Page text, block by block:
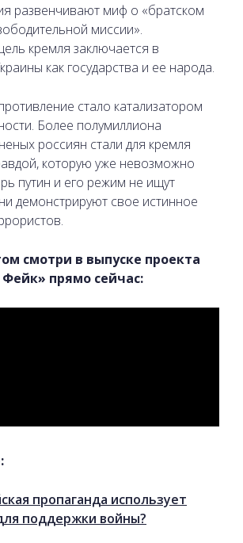
развенчивают миф о «братском
миссии».
кремля заключается в
как государства и ее народа.
стало катализатором
Более полумиллиона
россиян стали для кремля
которую уже невозможно
путин и его режим не ищут
демонстрируют свое истинное
смотри в выпуске проекта
прямо сейчас:
пропаганда использует
поддержки войны?